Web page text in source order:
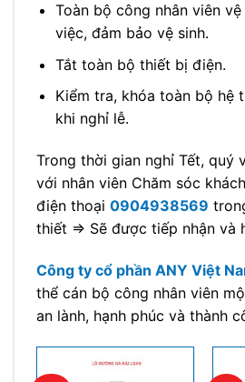
Toàn bộ công nhân viên
việc, đảm bảo vệ sinh.
Tắt toàn bộ thiết bị điện.
Kiểm tra, khóa toàn bộ hệ
khi nghỉ lễ.
Trong thời gian nghỉ Tết, quý
với nhân viên Chăm sóc
điện thoại 0904938569
thiết => Sẽ được tiếp nhận và
Công ty cổ phần ANY Việt
thể cán bộ công nhân viên
an lành, hạnh phúc và thành